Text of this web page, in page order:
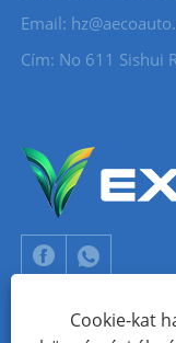
Email:
Cím: No 611 Sishui
Cookie-kat